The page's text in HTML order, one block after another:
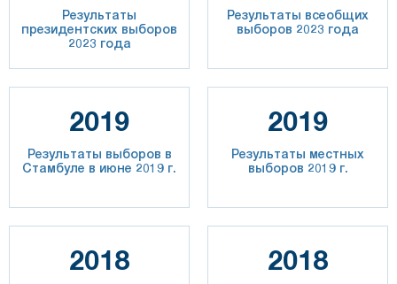
Результаты
президентских выборов
2023 года
Результаты всеобщих
выборов 2023 года
2019
Результаты выборов в
Стамбуле в июне 2019 г.
2019
Результаты местных
выборов 2019 г.
2018 2018